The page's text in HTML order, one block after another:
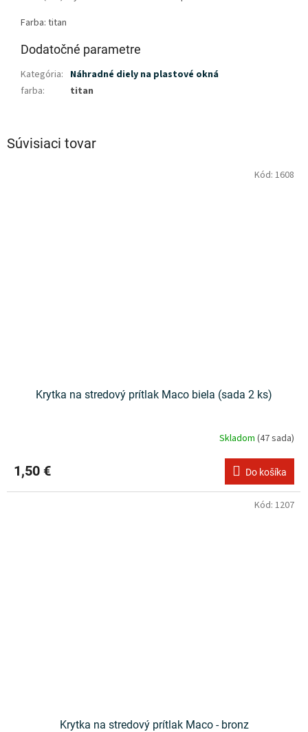
Súvisiaci tovar
Krytka na stredový prítlak Maco biela (sada 2 ks)
Skladom (47 sada)
1,50 € Do košíka
Kód: 1608
Krytka na stredový prítlak Maco - bronz
Kód: 1207
Farba: titan
Dodatočné parametre
Kategória: Náhradné diely na plastové okná
farba: titan